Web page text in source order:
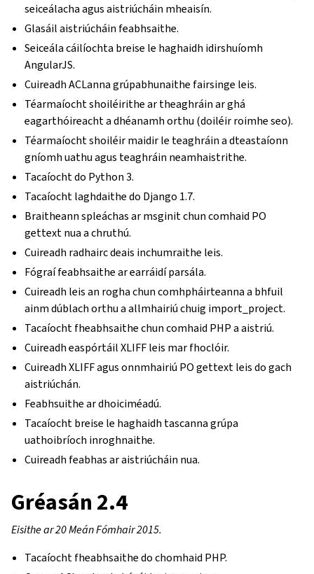
seiceálacha agus aistriúcháin mheaisín.
Glasáil aistriúcháin feabhsaithe.
Seiceála cáilíochta breise le haghaidh idirshuíomh
AngularJS.
Cuireadh ACLanna grúpabhunaithe fairsinge leis.
Téarmaíocht shoiléirithe ar theaghráin ar ghá
eagarthóireacht a dhéanamh orthu (doiléir roimhe seo).
Téarmaíocht shoiléir maidir le teaghráin a dteastaíonn
gníomh uathu agus teaghráin neamhaistrithe.
Tacaíocht do Python 3.
Tacaíocht laghdaithe do Django 1.7.
Braitheann spleáchas ar msginit chun comhaid PO
gettext nua a chruthú.
Cuireadh radhairc deais inchumraithe leis.
Fógraí feabhsaithe ar earráidí parsála.
Cuireadh leis an rogha chun comhpháirteanna a bhfuil
ainm dúblach orthu a allmhairiú chuig import_project.
Tacaíocht fheabhsaithe chun comhaid PHP a aistriú.
Cuireadh easpórtáil XLIFF leis mar fhoclóir.
Cuireadh XLIFF agus onnmhairiú PO gettext leis do gach
aistriúchán.
Feabhsuithe ar dhoiciméadú.
Tacaíocht breise le haghaidh tascanna grúpa
uathoibríoch inroghnaithe.
Cuireadh feabhas ar aistriúcháin nua.
Gréasán 2.4
Eisithe ar 20 Meán Fómhair 2015.
Tacaíocht fheabhsaithe do chomhaid PHP.